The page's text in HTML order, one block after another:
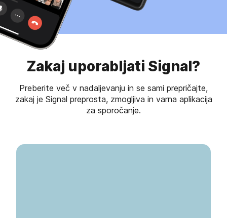
Zakaj uporabljati Signal?
Preberite več v nadaljevanju in se sami prepričajte,
zakaj je Signal preprosta, zmogljiva in varna aplikacija
za sporočanje.